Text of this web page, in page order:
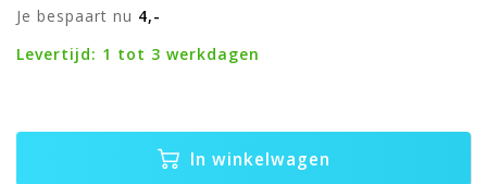
Je bespaart nu 4,-
Levertijd: 1 tot 3 werkdagen
In winkelwagen